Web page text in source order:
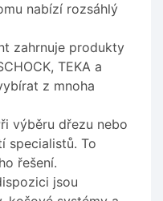
nabízí rozsáhlý
zahrnuje produkty
TEKA a
z mnoha
výběru dřezu nebo
specialistů. To
řešení.
jsou